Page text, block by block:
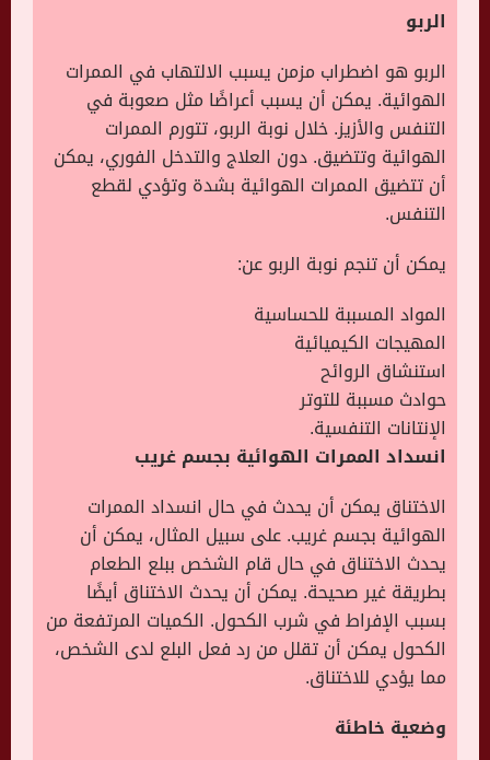
الربو
الربو هو اضطراب مزمن يسبب الالتهاب في الممرات
الهوائية. يمكن أن يسبب أعراضًا مثل صعوبة في
التنفس والأزيز. خلال نوبة الربو، تتورم الممرات
الهوائية وتتضيق. دون العلاج والتدخل الفوري، يمكن
أن تتضيق الممرات الهوائية بشدة وتؤدي لقطع
التنفس.
يمكن أن تنجم نوبة الربو عن:
المواد المسببة للحساسية
المهيجات الكيميائية
استنشاق الروائح
حوادث مسببة للتوتر
الإنتانات التنفسية.
انسداد الممرات الهوائية بجسم غريب
الاختناق يمكن أن يحدث في حال انسداد الممرات
الهوائية بجسم غريب. على سبيل المثال، يمكن أن
يحدث الاختناق في حال قام الشخص ببلع الطعام
بطريقة غير صحيحة. يمكن أن يحدث الاختناق أيضًا
بسبب الإفراط في شرب الكحول. الكميات المرتفعة من
الكحول يمكن أن تقلل من رد فعل البلع لدى الشخص،
مما يؤدي للاختناق.
وضعية خاطئة